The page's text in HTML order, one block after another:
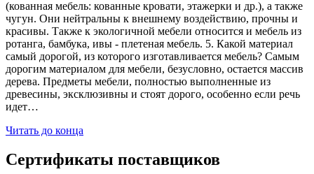
(кованная мебель: кованные кровати, этажерки и др.), а также
чугун. Они нейтральны к внешнему воздействию, прочны и
красивы. Также к экологичной мебели относится и мебель из
ротанга, бамбука, ивы - плетеная мебель. 5. Какой материал
самый дорогой, из которого изготавливается мебель? Самым
дорогим материалом для мебели, безусловно, остается массив
дерева. Предметы мебели, полностью выполненные из
древесины, эксклюзивны и стоят дорого, особенно если речь
идет…
Читать до конца
Сертификаты поставщиков